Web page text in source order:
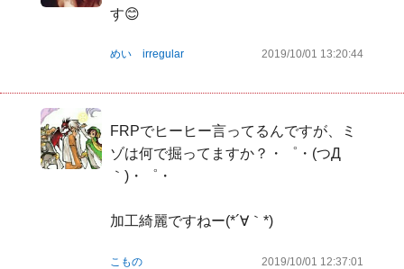
す😊
めい irregular 2019/10/01 13:20:44
FRPでヒーヒー言ってるんですが、ミ
ゾは何で掘ってますか？・゜・(つД
｀)・゜・
加工綺麗ですねー(*´∀｀*)
こもの 2019/10/01 12:37:01